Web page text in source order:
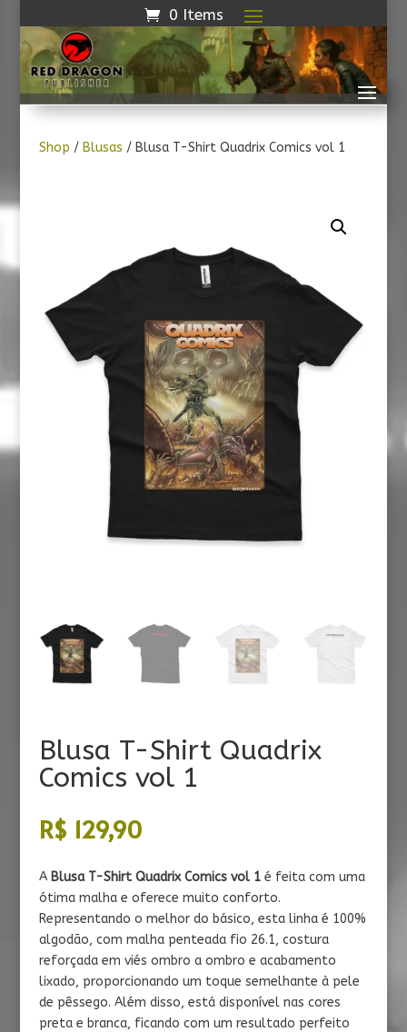
0 Items
Shop / Blusas / Blusa T-Shirt Quadrix Comics vol 1
Blusa T-Shirt Quadrix
Comics vol 1
R$ 129,90
A Blusa T-Shirt Quadrix Comics vol 1é feita com uma
ótima malha e oferece muito conforto.
Representando o melhor do básico, esta linha é 100%
algodão, com malha penteada fio 26.1, costura
reforçada em viés ombro a ombro e acabamento
lixado, proporcionando um toque semelhante à pele
de pêssego. Além disso, está disponível nas cores
preta e branca, ficando com um resultado perfeito